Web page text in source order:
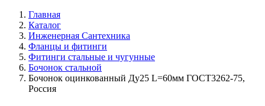
Главная
Каталог
Инженерная Сантехника
Фланцы и фитинги
Фитинги стальные и чугунные
Бочонок стальной
Бочонок оцинкованный Ду25 L=60мм ГОСТ3262-75,
Россия